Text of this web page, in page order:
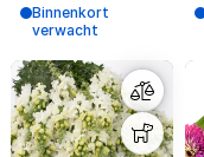
Binnenkort
verwacht